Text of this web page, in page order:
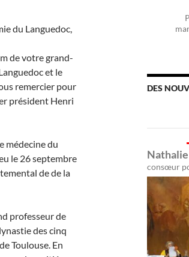
du Languedoc,
de votre grand-
et le
remercier pour
président Henri
médecine du
le 26 septembre
de de la
professeur de
des cinq
Toulouse. En
DES
consœur